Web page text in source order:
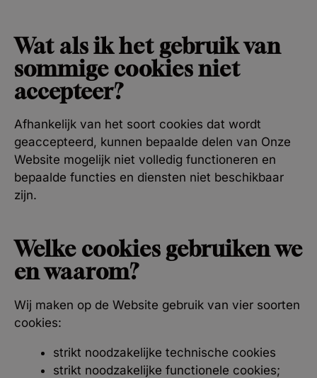
Wat als ik het gebruik van
sommige cookies niet
accepteer?
Afhankelijk van het soort cookies dat wordt
geaccepteerd, kunnen bepaalde delen van Onze
Website mogelijk niet volledig functioneren en
bepaalde functies en diensten niet beschikbaar
zijn.
Welke cookies gebruiken we
en waarom?
Wij maken op de Website gebruik van vier soorten
cookies:
strikt noodzakelijke technische cookies
strikt noodzakelijke functionele cookies;